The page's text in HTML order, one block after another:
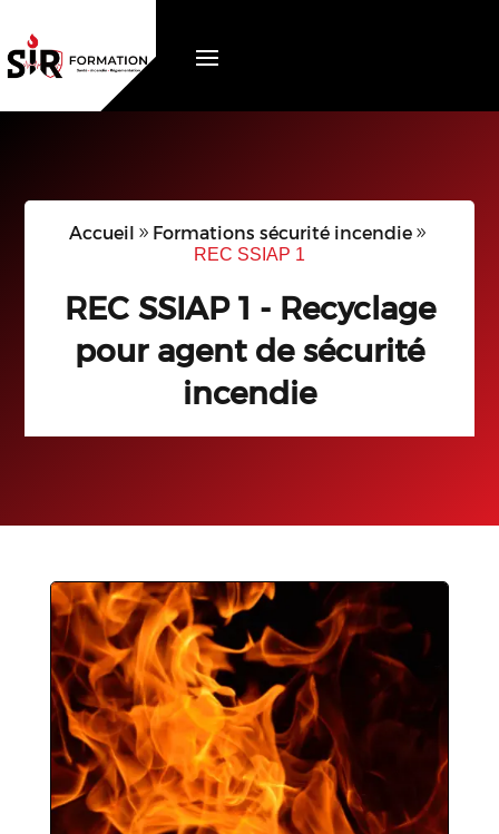
Accueil Formations sécurité incendie
REC SSIAP 1
REC SSIAP 1 - Recyclage
pour agent de sécurité
incendie